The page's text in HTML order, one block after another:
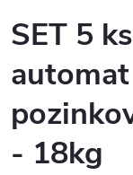
SET 5
- 18kg